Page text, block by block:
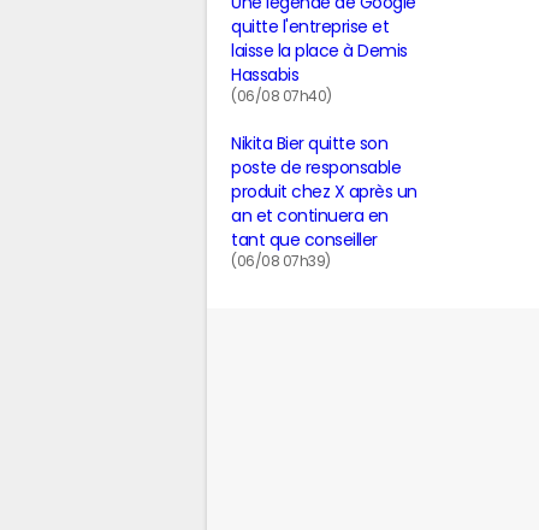
quitte l'entreprise et
laisse la place à Demis
Hassabis
(06/08 07h40)
Nikita Bier quitte son
poste de responsable
produit chez X après un
an et continuera en
tant que conseiller
(06/08 07h39)